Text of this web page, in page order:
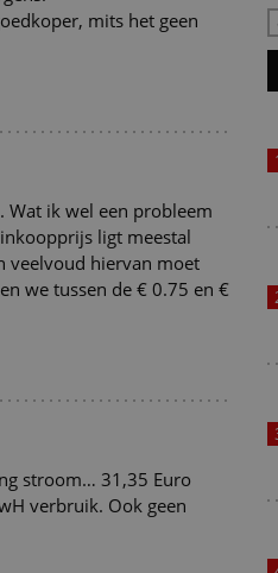
mits het geen
Wat ik wel een probleem
ligt meestal
veelvoud hiervan moet
we tussen de € 0.75 en €
stroom… 31,35 Euro
verbruik. Ook geen